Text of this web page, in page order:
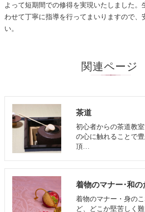
よって短期間での修得を実現いたしました。
わせて丁寧に指導を行ってまいりますので、
い。
関連ページ
茶道
初心者からの茶道教
の心に触れることで
頂…
着物のマナー・身の
ど、どこか堅苦しく